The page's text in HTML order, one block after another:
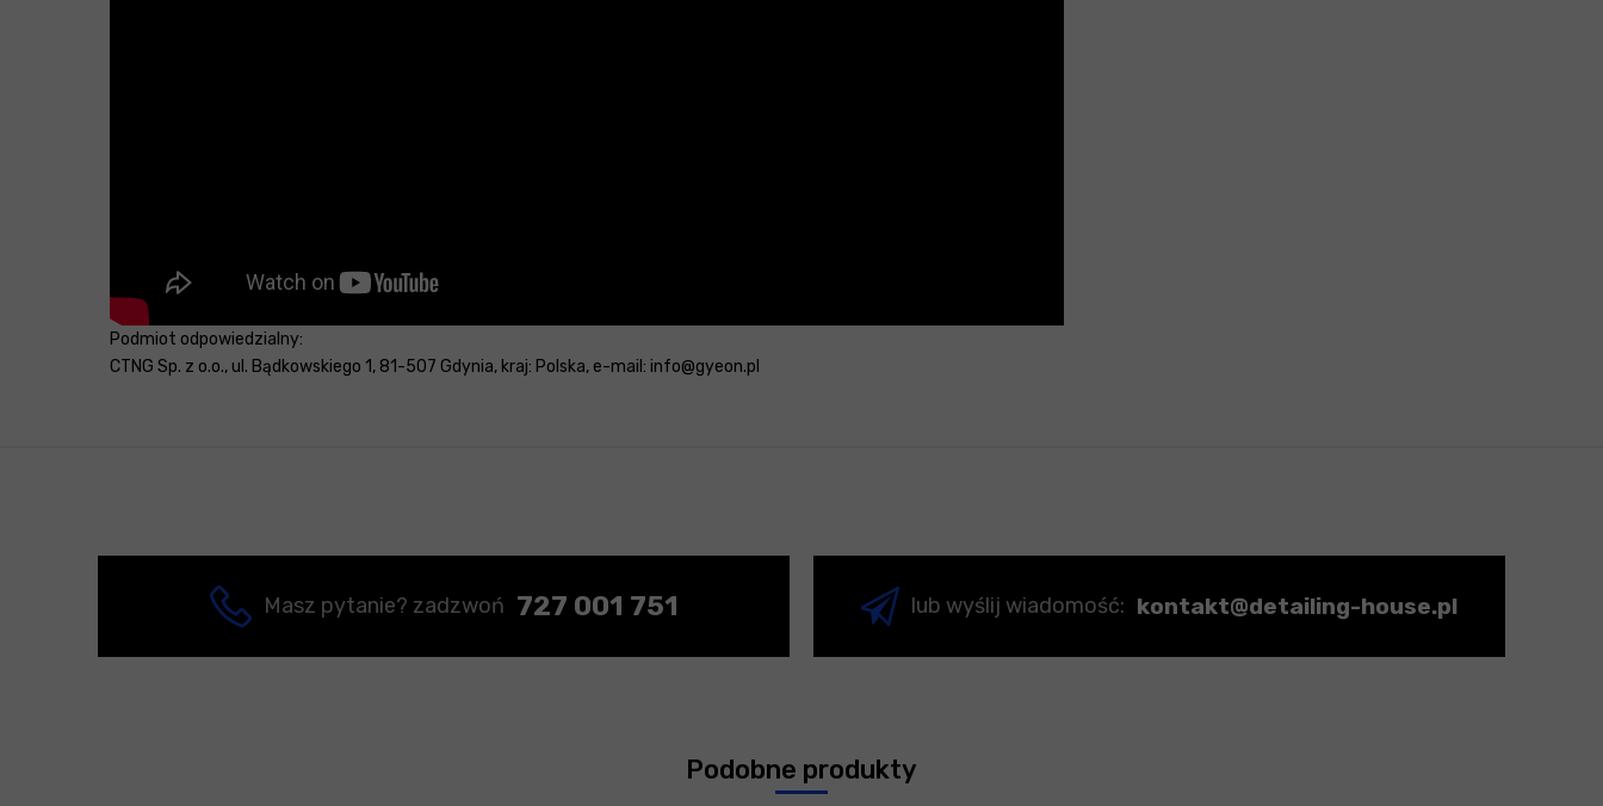
Podmiot odpowiedzialny:
CTNG Sp. z o.o., ul. Bądkowskiego 1, 81-507 Gdynia, kraj: Polska, e-mail: info@gyeon.pl
Masz pytanie? zadzwoń 727 001 751 lub wyślij wiadomość: kontakt@detailing-house.pl
Podobne produkty